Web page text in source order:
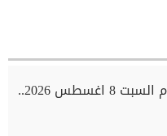
أسعار الذهب اليوم السبت 8 اغسطس 2026..